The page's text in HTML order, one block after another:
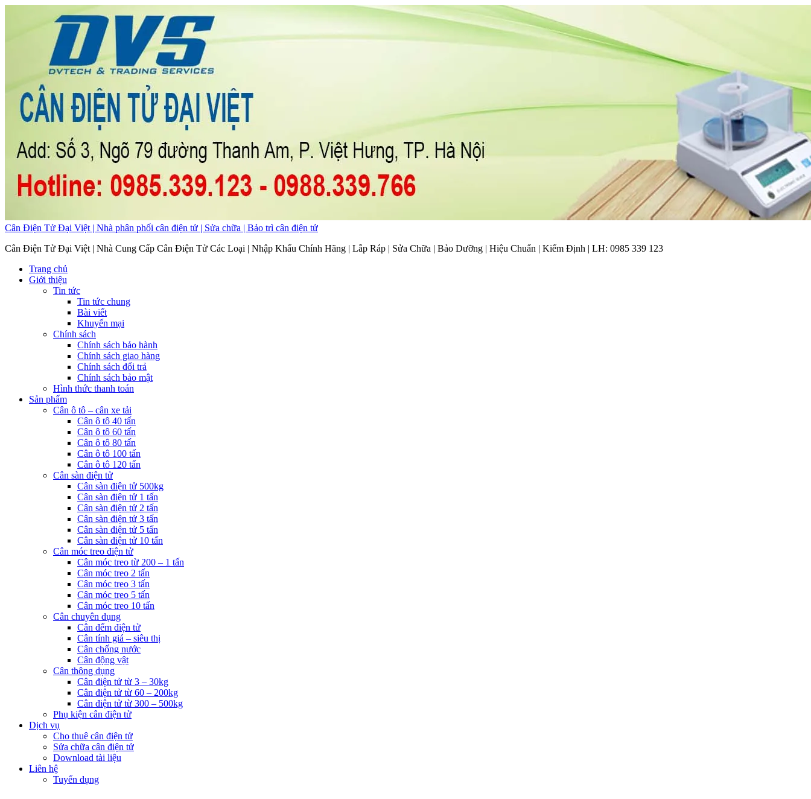
Cân Điện Tử Đại Việt | Nhà phân phối cân điện tử | Sửa chữa | Bảo trì cân điện tử
Cân Điện Tử Đại Việt | Nhà Cung Cấp Cân Điện Tử Các Loại | Nhập Khẩu Chính Hãng | Lắp Ráp | Sửa Chữa | Bảo Dưỡng | Hiệu Chuẩn | Kiểm Định | LH: 0985 339 123
Trang chủ
Giới thiệu
Tin tức
Tin tức chung
Bài viết
Khuyến mại
Chính sách
Chính sách bảo hành
Chính sách giao hàng
Chính sách đổi trả
Chính sách bảo mật
Hình thức thanh toán
Sản phẩm
Cân ô tô – cân xe tải
Cân ô tô 40 tấn
Cân ô tô 60 tấn
Cân ô tô 80 tấn
Cân ô tô 100 tấn
Cân ô tô 120 tấn
Cân sàn điện tử
Cân sàn điện tử 500kg
Cân sàn điện tử 1 tấn
Cân sàn điện tử 2 tấn
Cân sàn điện tử 3 tấn
Cân sàn điện tử 5 tấn
Cân sàn điện tử 10 tấn
Cân móc treo điện tử
Cân móc treo từ 200 – 1 tấn
Cân móc treo 2 tấn
Cân móc treo 3 tấn
Cân móc treo 5 tấn
Cân móc treo 10 tấn
Cân chuyên dụng
Cân đếm điện tử
Cân tính giá – siêu thị
Cân chống nước
Cân động vật
Cân thông dụng
Cân điện tử từ 3 – 30kg
Cân điện tử từ 60 – 200kg
Cân điện tử từ 300 – 500kg
Phụ kiện cân điện tử
Dịch vụ
Cho thuê cân điện tử
Sửa chữa cân điện tử
Download tài liệu
Liên hệ
Tuyển dụng